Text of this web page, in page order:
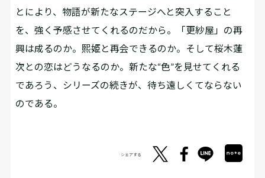
とにより、物語が新たなステージへと突入すること
を、強く予感させてくれるのだから。「更紗屋」の再
興は成るのか。熙姫と再会できるのか。そして桜木蓮
次との恋はどうなるのか。新たな“色”を見せてくれる
であろう、シリーズの続きが、待ち遠しくてならない
のである。
シェアする